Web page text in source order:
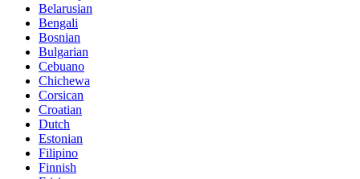
Belarusian
Bengali
Bosnian
Bulgarian
Cebuano
Chichewa
Corsican
Croatian
Dutch
Estonian
Filipino
Finnish